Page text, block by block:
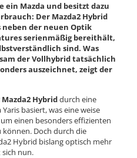
ein Mazda und besitzt dazu
Der Mazda2 Hybrid
neben der neuen Optik
serienmäßig bereithält,
sind. Was
der Vollhybrid tatsächlich
auszeichnet, zeigt der
Mazda2 Hybriddurch eine
basiert, was eine weise
einen besonders effizienten
Doch durch die
Hybrid bislang optisch mehr
sich nun.